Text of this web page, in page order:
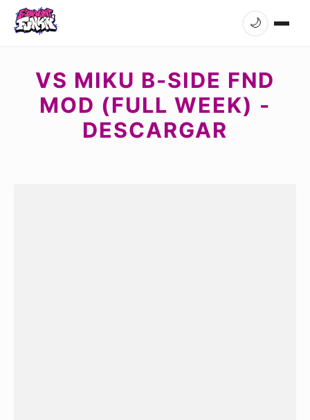
🌙
VS MIKU B-SIDE FND
MOD (FULL WEEK) -
DESCARGAR